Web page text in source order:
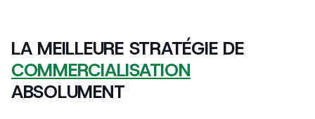
LA MEILLEURE STRATÉGIE DE
COMMERCIALISATION
ABSOLUMENT